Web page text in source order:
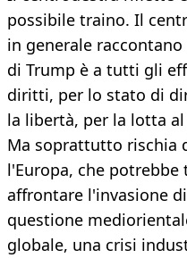
possibile traino. Il
in generale
di Trump è a tutti gli
diritti, per lo stato di
la libertà, per la lotta
Ma soprattutto rischia
l'Europa, che potrebbe
affrontare l'invasione
questione
globale, una crisi